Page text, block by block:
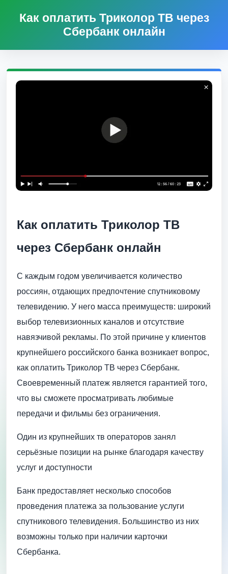
Как оплатить Триколор ТВ через
Сбербанк онлайн
Как оплатить Триколор ТВ
через Сбербанк онлайн
С каждым годом увеличивается количество
россиян, отдающих предпочтение спутниковому
телевидению. У него масса преимуществ: широкий
выбор телевизионных каналов и отсутствие
навязчивой рекламы. По этой причине у клиентов
крупнейшего российского банка возникает вопрос,
как оплатить Триколор ТВ через Сбербанк.
Своевременный платеж является гарантией того,
что вы сможете просматривать любимые
передачи и фильмы без ограничения.
Один из крупнейших тв операторов занял
серьёзные позиции на рынке благодаря качеству
услуг и доступности
Банк предоставляет несколько способов
проведения платежа за пользование услуги
спутникового телевидения. Большинство из них
возможны только при наличии карточки
Сбербанка.